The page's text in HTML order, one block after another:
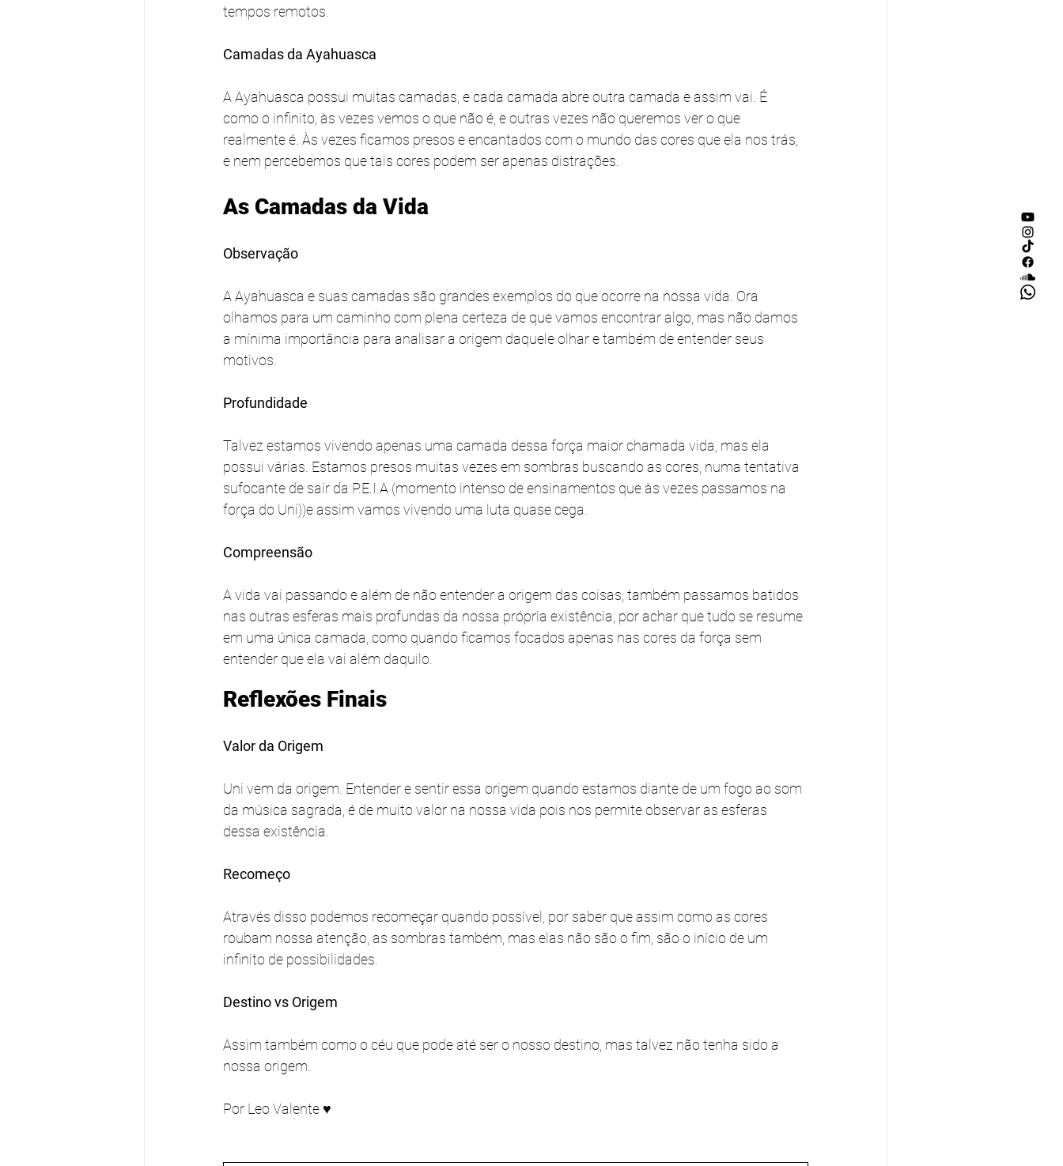
tempos remotos.
Camadas da Ayahuasca
A Ayahuasca possui muitas camadas, e cada camada abre outra camada e assim vai. É
como o infinito, às vezes vemos o que não é, e outras vezes não queremos ver o que
realmente é. Às vezes ficamos presos e encantados com o mundo das cores que ela nos trás,
e nem percebemos que tais cores podem ser apenas distrações.
As Camadas da Vida
Observação
A Ayahuasca e suas camadas são grandes exemplos do que ocorre na nossa vida. Ora
olhamos para um caminho com plena certeza de que vamos encontrar algo, mas não damos
a mínima importância para analisar a origem daquele olhar e também de entender seus
motivos.
Profundidade
Talvez estamos vivendo apenas uma camada dessa força maior chamada vida, mas ela
possui várias. Estamos presos muitas vezes em sombras buscando as cores, numa tentativa
sufocante de sair da P.E.I.A (momento intenso de ensinamentos que às vezes passamos na
força do Uni))e assim vamos vivendo uma luta quase cega.
Compreensão
A vida vai passando e além de não entender a origem das coisas, também passamos batidos
nas outras esferas mais profundas da nossa própria existência, por achar que tudo se resume
em uma única camada, como quando ficamos focados apenas nas cores da força sem
entender que ela vai além daquilo.
Reflexões Finais
Valor da Origem
Uni vem da origem. Entender e sentir essa origem quando estamos diante de um fogo ao som
da música sagrada, é de muito valor na nossa vida pois nos permite observar as esferas
dessa existência.
Recomeço
Através disso podemos recomeçar quando possível, por saber que assim como as cores
roubam nossa atenção, as sombras também, mas elas não são o fim, são o início de um
infinito de possibilidades.
Destino vs Origem
Assim também como o céu que pode até ser o nosso destino, mas talvez não tenha sido a
nossa origem.
Por Leo Valente ♥️